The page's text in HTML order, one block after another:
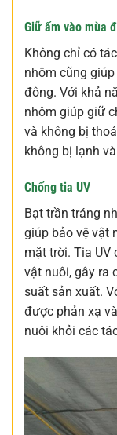
Giữ ấm vào mùa
Không chỉ có
nhôm cũng
đông. Với khả
nhôm giúp giữ
và không bị
không bị lạnh
Chống tia UV
Bạt trần tráng
giúp bảo vệ vật
mặt trời. Tia UV
vật nuôi, gây ra
suất sản xuất.
được phản xạ
nuôi khỏi các